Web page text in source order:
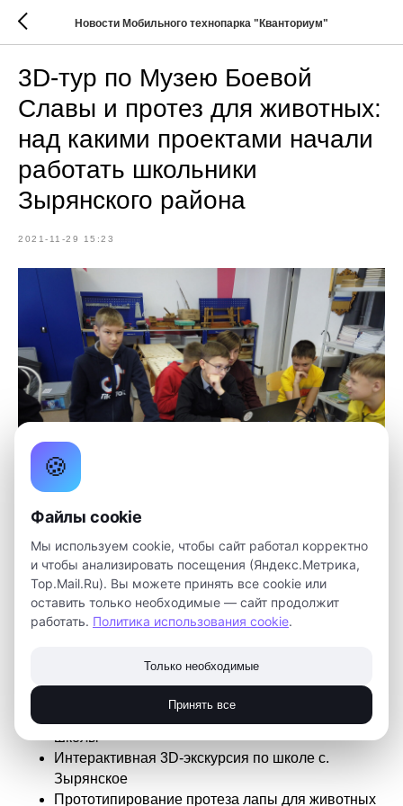
Новости Мобильного технопарка "Кванториум"
3D-тур по Музею Боевой
Славы и протез для животных:
над какими проектами начали
работать школьники
Зырянского района
2021-11-29 15:23
В Зырянском районе обучение проходят целых шесть
школ: Михайловская, Зырянская, Причулымская,
Чердатская, Семеновская, Высоковская.
Школьники взялись за интересные и полезные кейсы:
Интерактивный 3D-тур по Музею Боевой Славы
школы
Интерактивная 3D-экскурсия по школе с.
Зырянское
Прототипирование протеза лапы для животных
🍪
Файлы cookie
Мы используем cookie, чтобы сайт работал корректно
и чтобы анализировать посещения (Яндекс.Метрика,
Top.Mail.Ru). Вы можете принять все cookie или
оставить только необходимые — сайт продолжит
работать. Политика использования cookie.
Только необходимые
Принять все